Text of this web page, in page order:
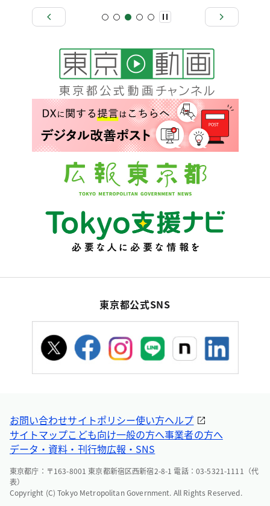
東京都公式SNS
お問い合わせサイトポリシー使い方ヘルプ
サイトマップこども向け一般の方へ事業者の方へ
データ・資料・刊行物広報・SNS
東京都庁：〒163-8001 東京都新宿区西新宿2-8-1 電話：03-5321-1111（代
表）
Copyright (C) Tokyo Metropolitan Government. All Rights Reserved.